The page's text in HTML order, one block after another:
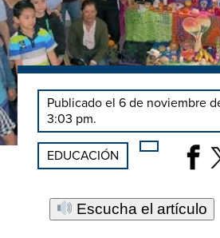
Publicado el 6 de noviembre
3:03 pm.
EDUCACIÓN
Escucha el artículo